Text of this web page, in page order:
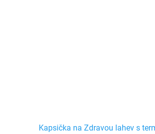
Kapsička na Zdravou lahev s